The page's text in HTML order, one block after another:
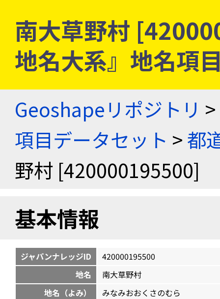
南大草野村
地名大系』地名項
Geoshapeリポジトリ >
項目データセット >都
野村 [420000195500]
基本情報
ジャパンナレッジID
420000195500
地名
南大草野村
地名（よみ）
みなみおおくさのむら